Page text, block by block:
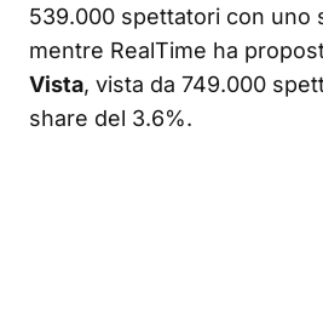
539.000 spettatori con uno
mentre RealTime ha
Vista, vista da 749.000
share del 3.6%.